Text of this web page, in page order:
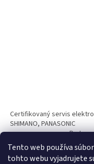
Tento web používa
tohto webu vyjadrujete
Certifikovaný servis
SHIMANO, PANASONIC